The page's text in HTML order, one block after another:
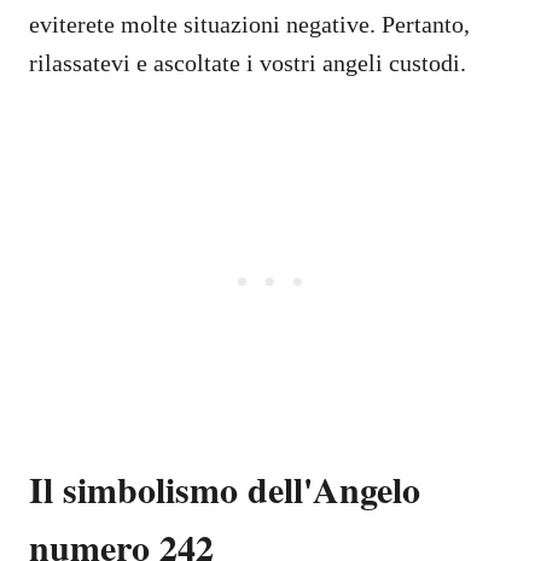
eviterete molte situazioni negative. Pertanto,
rilassatevi e ascoltate i vostri angeli custodi.
Il simbolismo dell'Angelo
numero 242